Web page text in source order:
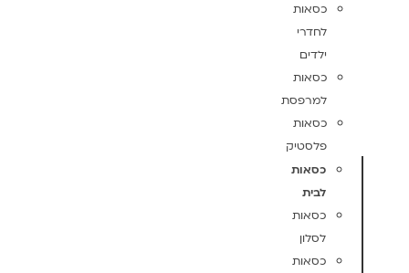
כסאות
לחדרי
ילדים
כסאות
למרפסת
כסאות
פלסטיק
כסאות
לבית
כסאות
לסלון
כסאות